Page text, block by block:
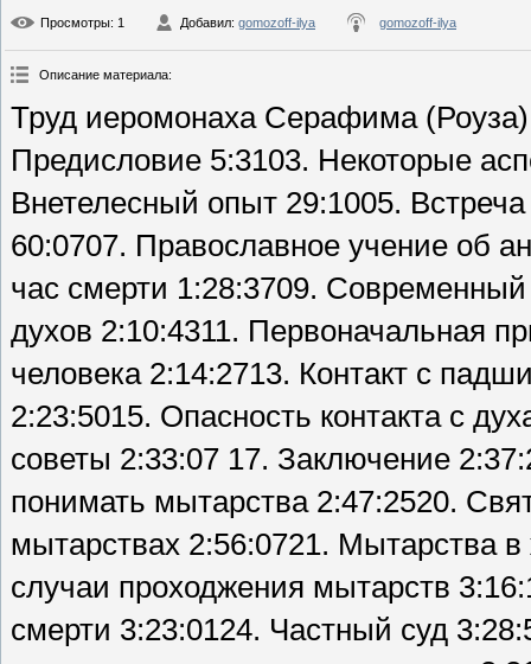
Просмотры: 1 Добавил: gomozoff-ilya gomozoff-ilya
Описание материала:
Труд иеромонаха Серафима
Предисловие 5:3103. Некоторые
Внетелесный опыт 29:1005.
60:0707. Православное учение об
час смерти 1:28:3709.
духов 2:10:4311. Первоначальная
человека 2:14:2713. Контакт с
2:23:5015. Опасность контакта с
советы 2:33:07 17. Заключение
понимать мытарства 2:47:2520.
мытарствах 2:56:0721. Мытарства
случаи проходжения мытарств
смерти 3:23:0124. Частный суд